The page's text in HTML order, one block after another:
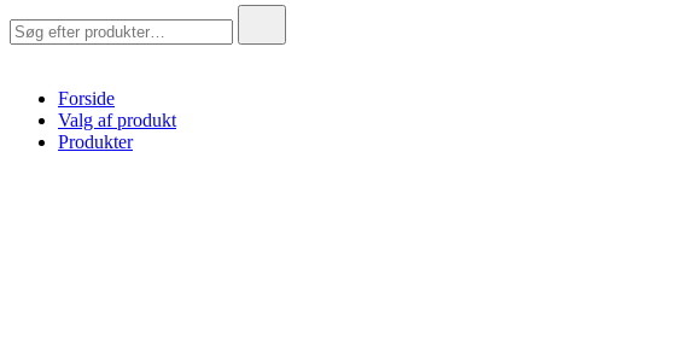
efter:
Forside
Valg af produkt
Produkter